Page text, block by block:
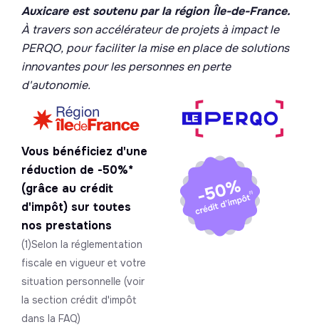
Auxicare est soutenu par la région Île-de-France.
À travers son accélérateur de projets à impact le
PERQO, pour faciliter la mise en place de solutions
innovantes pour les personnes en perte
d'autonomie.
Vous bénéficiez d'une
réduction de -50%*
(grâce au crédit
d'impôt) sur toutes
nos prestations
(1)Selon la réglementation
fiscale en vigueur et votre
situation personnelle (voir
la section crédit d'impôt
dans la FAQ)